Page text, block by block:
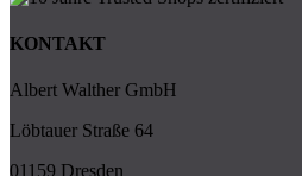
KONTAKT
Albert Walther GmbH
Löbtauer Straße 64
01159 Dresden